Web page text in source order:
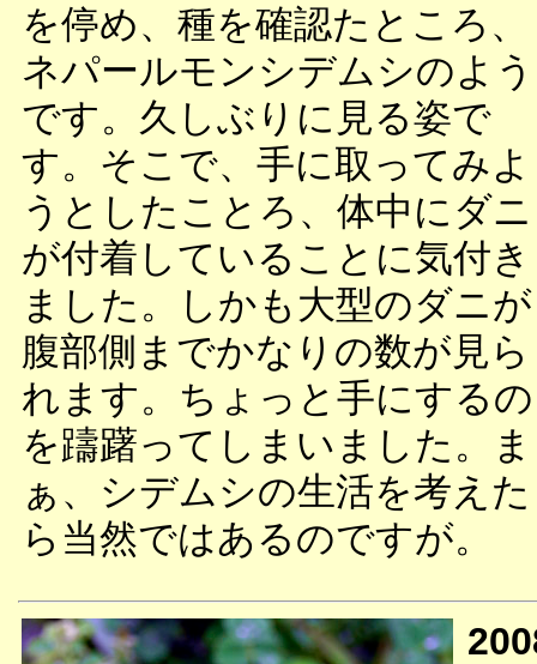
を停め、種を確認たところ、
ネパールモンシデムシのよう
です。久しぶりに見る姿で
す。そこで、手に取ってみよ
うとしたことろ、体中にダニ
が付着していることに気付き
ました。しかも大型のダニが
腹部側までかなりの数が見ら
れます。ちょっと手にするの
を躊躇ってしまいました。ま
ぁ、シデムシの生活を考えた
ら当然ではあるのですが。